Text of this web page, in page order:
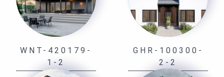
WNT-420179-
1-2
GHR-100300-
2-2